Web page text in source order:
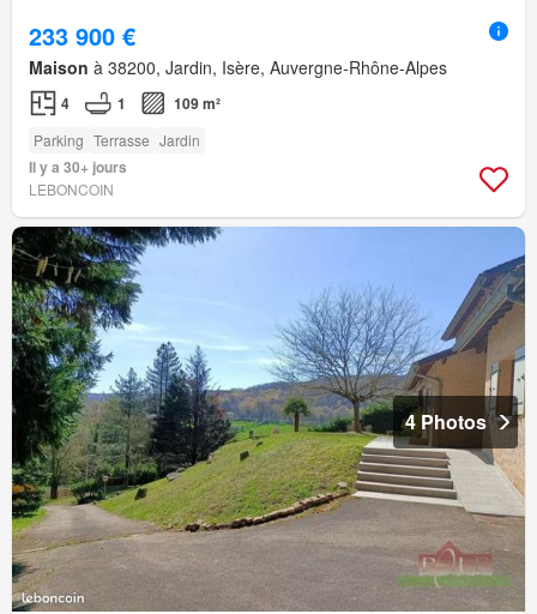
233 900 €
Maison à 38200, Jardin, Isère, Auvergne-Rhône-Alpes
4 1 109 m²
Parking Terrasse Jardin
Il y a 30+ jours
LEBONCOIN
4 Photos